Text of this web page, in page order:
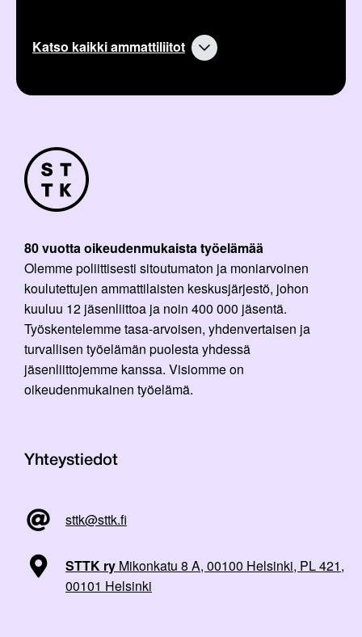
Katso kaikki ammattiliitot
80 vuotta oikeudenmukaista työelämää
Olemme poliittisesti sitoutumaton ja moniarvoinen
koulutettujen ammattilaisten keskusjärjestö, johon
kuuluu 12 jäsenliittoa ja noin 400 000 jäsentä.
Työskentelemme tasa-arvoisen, yhdenvertaisen ja
turvallisen työelämän puolesta yhdessä
jäsenliittojemme kanssa. Visiomme on
oikeudenmukainen työelämä.
Yhteystiedot
sttk@sttk.fi
STTK ry Mikonkatu 8 A, 00100 Helsinki, PL 421,
00101 Helsinki